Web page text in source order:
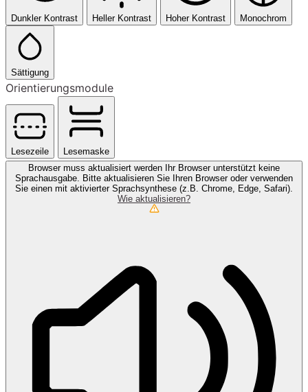
Dunkler Kontrast Heller Kontrast Hoher Kontrast Monochrom
Sättigung
Orientierungsmodule
Lesezeile
Lesemaske
Browser muss aktualisiert werden
Ihr Browser unterstützt keine
Sprachausgabe. Bitte aktualisieren Sie Ihren Browser oder verwenden
Sie einen mit aktivierter Sprachsynthese (z.B. Chrome, Edge, Safari).
Wie aktualisieren?